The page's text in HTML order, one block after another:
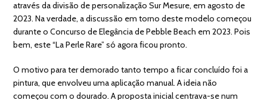
através da divisão de personalização Sur Mesure, em agosto de
2023. Na verdade, a discussão em torno deste modelo começou
durante o Concurso de Elegância de Pebble Beach em 2023. Pois
bem, este “La Perle Rare” só agora ficou pronto.
O motivo para ter demorado tanto tempo a ficar concluído foi a
pintura, que envolveu uma aplicação manual. A ideia não
começou com o dourado. A proposta inicial centrava-se num